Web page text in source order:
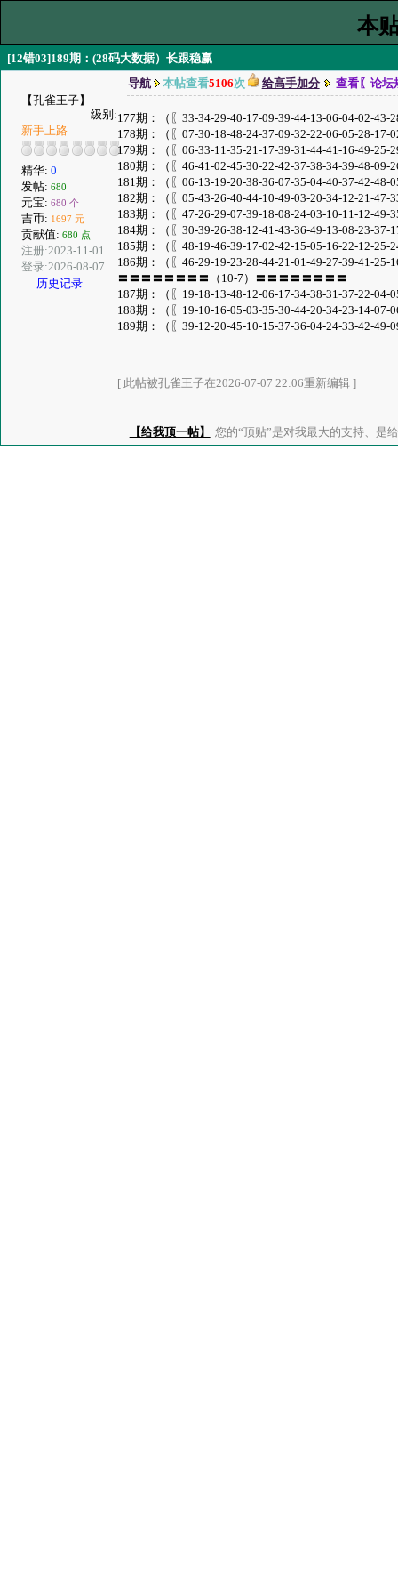
本
[12错03]189期：(28码大数据）长跟稳赢
【孔雀王子】
级别:
新手上路
精华: 0
发帖: 680
元宝: 680 个
吉币: 1697 元
贡献值: 680 点
注册:2023-11-01
登录:2026-08-07
历史记录
导航 本帖查看5106次 给高手加分 查看〖论坛
177期：（〖33-34-29-40-17-09-39-44-13-06-04-02-
178期：（〖07-30-18-48-24-37-09-32-22-06-05-28-
179期：（〖06-33-11-35-21-17-39-31-44-41-16-49-
180期：（〖46-41-02-45-30-22-42-37-38-34-39-48-
181期：（〖06-13-19-20-38-36-07-35-04-40-37-42-
182期：（〖05-43-26-40-44-10-49-03-20-34-12-21-
183期：（〖47-26-29-07-39-18-08-24-03-10-11-12-
184期：（〖30-39-26-38-12-41-43-36-49-13-08-23-
185期：（〖48-19-46-39-17-02-42-15-05-16-22-12-
186期：（〖46-29-19-23-28-44-21-01-49-27-39-41-
〓〓〓〓〓〓〓〓（10-7）〓〓〓〓〓〓〓〓
187期：（〖19-18-13-48-12-06-17-34-38-31-37-22-
188期：（〖19-10-16-05-03-35-30-44-20-34-23-14-
189期：（〖39-12-20-45-10-15-37-36-04-24-33-42-
[ 此帖被孔雀王子在2026-07-07 22:06重新编辑 ]
【给我顶一帖】 您的“顶贴”是对我最大的支持、是